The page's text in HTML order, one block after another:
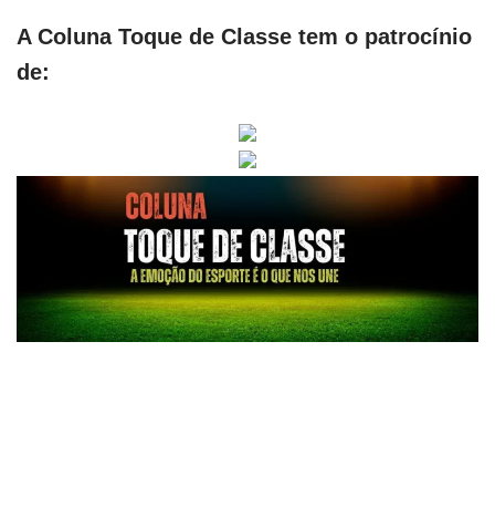
A Coluna Toque de Classe tem o patrocínio
de: